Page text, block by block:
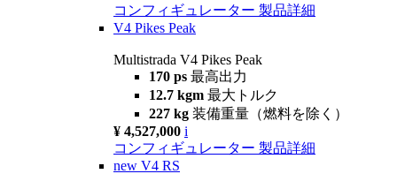
コンフィギュレーター 製品詳細
V4 Pikes Peak
Multistrada V4 Pikes Peak
170 ps 最高出力
12.7 kgm 最大トルク
227 kg 装備重量（燃料を除く）
¥ 4,527,000 i
コンフィギュレーター 製品詳細
new V4 RS